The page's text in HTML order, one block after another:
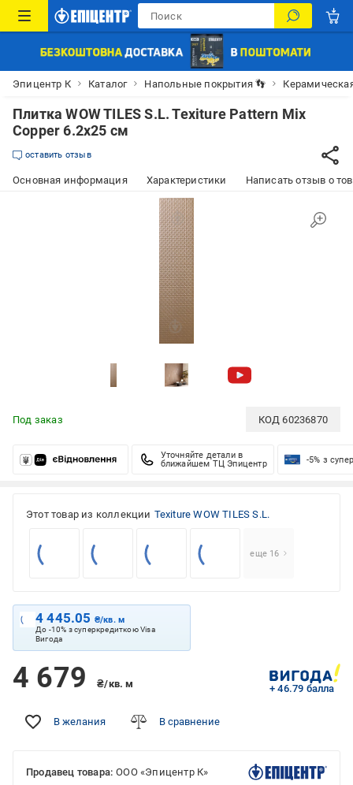
Эпицентр К Каталог Напольные покрытия 👣
Плитка WOW TILES S.L. Texiture Pattern Mix
Copper 6.2x25 см
оставить отзыв
Основная информация Характеристики Написать отзыв о
Под заказ КОД60236870
Уточняйте детали в
ближайшем ТЦ Эпицентр
-5% з
Этот товар из коллекции Texiture WOW TILES S.L.
еще 16
4 445.05 ₴/кв. м
До -10% з суперкредиткою Visa
Вигода
4 679 ₴/кв. м + 46.79 балла
В желания В сравнение
Продавец товара: ООО «Эпицентр К»